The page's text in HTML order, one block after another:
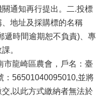
通知再行提出。二.投標
地址及採購標的名稱
遞時間逾期恕不負責)、專
。
市龍崎區農會，戶名：臺
：56501040095010,並將
,以此方式繳納者無法於